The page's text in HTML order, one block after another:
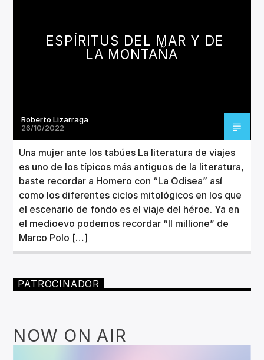
ARTISTA
Invencible Radio
ESPÍRITUS DEL MAR Y DE
LA MONTAÑA
Roberto Lizarraga
26/10/2022
Una mujer ante los tabúes La literatura de viajes
es uno de los típicos más antiguos de la literatura,
baste recordar a Homero con “La Odisea” así
como los diferentes ciclos mitológicos en los que
el escenario de fondo es el viaje del héroe. Ya en
el medioevo podemos recordar “Il millione” de
Marco Polo […]
PATROCINADOR
NOW ON AIR